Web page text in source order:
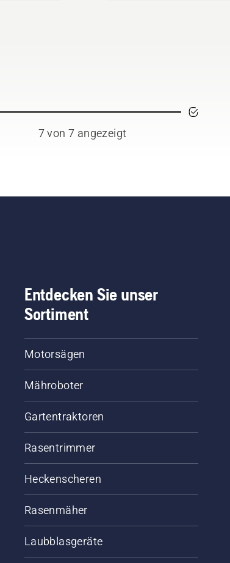
7 von 7 angezeigt
Entdecken Sie unser
Sortiment
Motorsägen
Mähroboter
Gartentraktoren
Rasentrimmer
Heckenscheren
Rasenmäher
Laubblasgeräte